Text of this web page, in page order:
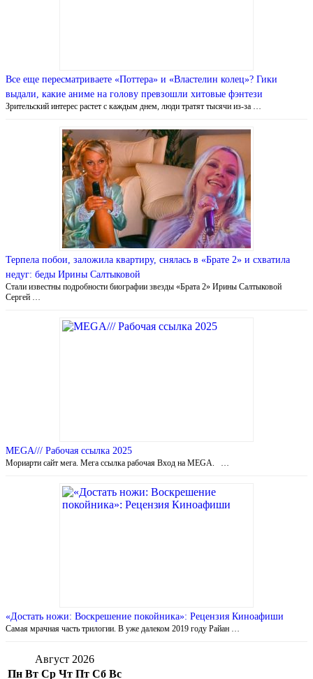
Все еще пересматриваете «Поттера» и «Властелин колец»? Гики
выдали, какие аниме на голову превзошли хитовые фэнтези
Зрительский интерес растет с каждым днем, люди тратят тысячи из-за …
Терпела побои, заложила квартиру, снялась в «Брате 2» и схватила
недуг: беды Ирины Салтыковой
Стали известны подробности биографии звезды «Брата 2» Ирины Салтыковой
Сергей …
MEGA/// Рабочая ссылка 2025
Мориарти сайт мега. Мега ссылка рабочая Вход на MEGA. …
«Достать ножи: Воскрешение покойника»: Рецензия Киноафиши
Самая мрачная часть трилогии. В уже далеком 2019 году Райан …
Август 2026
Пн Вт Ср Чт Пт Сб Вс